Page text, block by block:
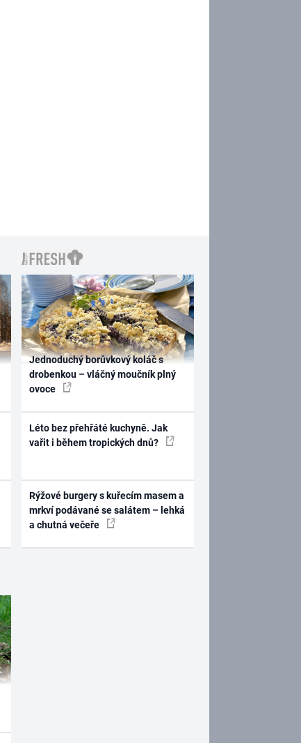
Jednoduchý borůvkový koláč s
drobenkou – vláčný moučník plný
ovoce
Léto bez přehřáté kuchyně. Jak
vařit i během tropických dnů?
Rýžové burgery s kuřecím masem a
mrkví podávané se salátem – lehká
a chutná večeře